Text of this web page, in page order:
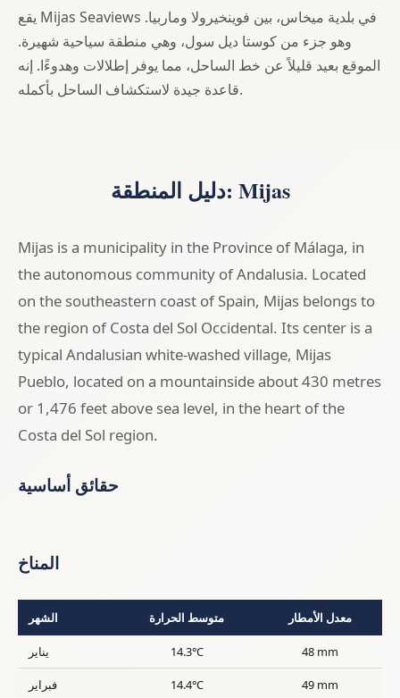
يقع Mijas Seaviews في بلدية ميخاس، بين فوينخيرولا وماربيا.
وهو جزء من كوستا ديل سول، وهي منطقة سياحية شهيرة.
الموقع بعيد قليلاً عن خط الساحل، مما يوفر إطلالات وهدوءًا. إنه
قاعدة جيدة لاستكشاف الساحل بأكمله.
دليل المنطقة: Mijas
Mijas is a municipality in the Province of Málaga, in
the autonomous community of Andalusia. Located
on the southeastern coast of Spain, Mijas belongs to
the region of Costa del Sol Occidental. Its center is a
typical Andalusian white-washed village, Mijas
Pueblo, located on a mountainside about 430 metres
or 1,476 feet above sea level, in the heart of the
Costa del Sol region.
حقائق أساسية
المناخ
الشهر متوسط الحرارة معدل الأمطار
يناير 14.3°C 48 mm
فبراير 14.4°C 49 mm